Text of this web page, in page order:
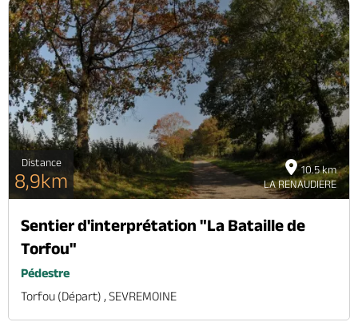
10.5 km
LA RENAUDIERE
Distance
8,9km
Sentier d'interprétation "La Bataille de
Torfou"
Pédestre
Torfou (départ) , SEVREMOINE